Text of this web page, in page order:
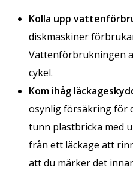
Kolla upp
diskmaskiner
Vattenförbrukningen
cykel.
Kom ihåg
osynlig försäkring för
tunn plastbricka med
från ett läckage att
att du märker det